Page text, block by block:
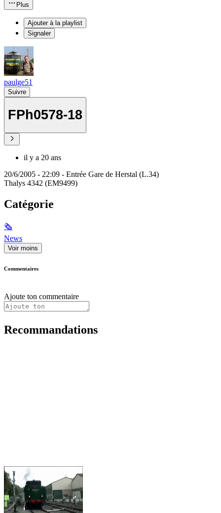
Plus
Ajouter à la playlist
Signaler
paulge51
Suivre
FPh0578-18
il y a 20 ans
20/6/2005 - 22:09 - Entrée Gare de Herstal (L.34)
Thalys 4342 (EM9499)
Catégorie
🗞
News
Voir moins
Commentaires
Ajoute ton commentaire
Recommandations